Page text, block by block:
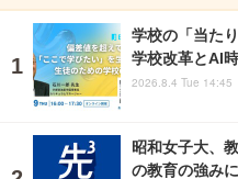
学校の「当た
学校改革とAI
2026.8.4 Tue 14:45
昭和女子大、
の教育の強み